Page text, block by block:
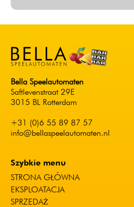
Bella Speelautomaten
Saftlevenstraat 29E
3015 BL Rotterdam
+31 (0)6 55 89 87 57
info@bellaspeelautomaten.nl
Szybkie menu
STRONA GŁÓWNA
EKSPLOATACJA
SPRZEDAŻ